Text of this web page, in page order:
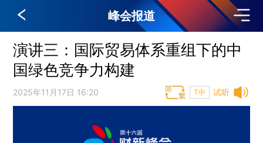
峰会报道
演讲三：国际贸易体系重组下的中
国绿色竞争力构建
试听
2025年11月17日 16:20 T中